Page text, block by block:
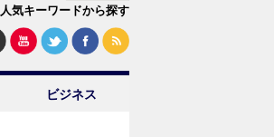
人気キーワードから探す
ビジネス